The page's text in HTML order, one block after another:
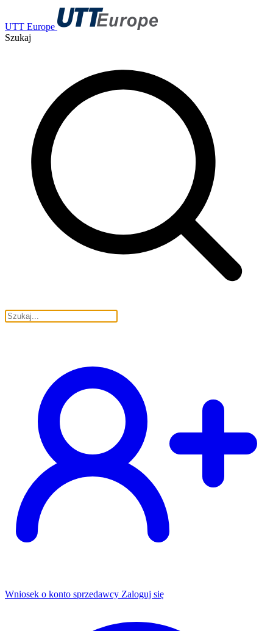
UTT Europe
Szukaj
Wniosek o konto sprzedawcy Zaloguj się